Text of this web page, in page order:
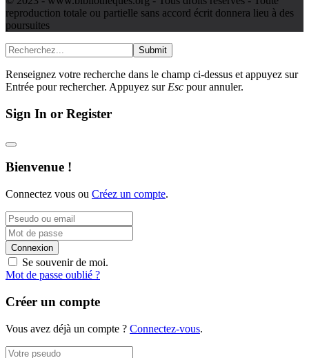
reproduction totale ou partielle sans accord écrit donnera lieu à des
poursuites
Submit
Renseignez votre recherche dans le champ ci-dessus et appuyez sur
Entrée pour rechercher. Appuyez sur Esc pour annuler.
Sign In or Register
Bienvenue !
Connectez vous ou Créez un compte.
Connexion
Se souvenir de moi.
Mot de passe oublié ?
Créer un compte
Vous avez déjà un compte ? Connectez-vous.